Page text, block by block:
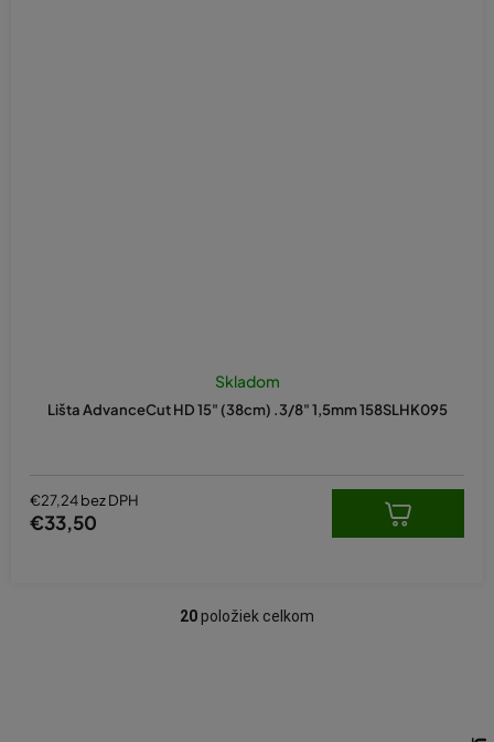
Lišta AdvanceCut HD 15" (38cm) .3/8" 1,5mm 158SLHK095
Skladom
€27,24 bez DPH
€33,50
O
20položiek celkom